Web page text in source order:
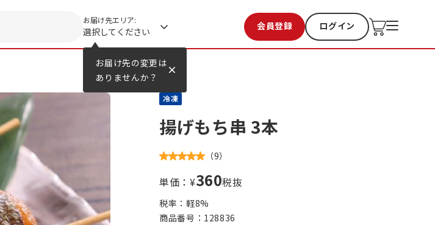
お届け先の変更は
ありませんか？
お届け先エリア:
選択してください 会員登録 ログイン
お気に入り 過去購入
冷凍
揚げもち串 3本
（9）
単価：¥360税抜
税率：軽8%
商品番号： 128836